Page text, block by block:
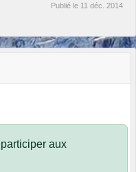
Publié le 11 déc. 2014
aux